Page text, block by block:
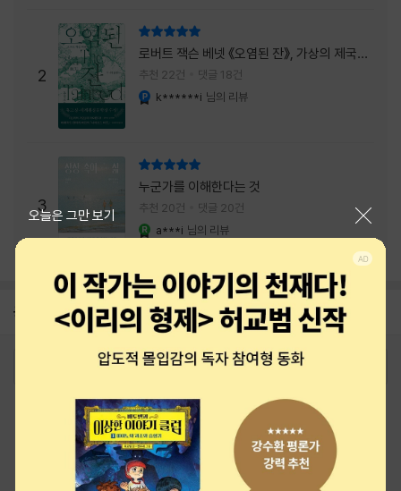
2
로버트 잭슨 베넷 《오염된 잔》, 가상의 제국이
주는 실감과 미스터리 사건의 치밀함이 이루어
내는 최상의 시너지...
추천 22건 댓글 18건
k******i 님의 리뷰
3
누군가를 이해한다는 것
추천 20건 댓글 20건
a***i 님의 리뷰
공지 26년 NBCI 수상 안내
2026-08-01
오늘은 그만 보기
최근 본 상품 주문/배송
고객센터 1544-3800 티켓 1544-6399
중고샵 1566-4295
eBook 1:1문의/채팅상담
예스이십사(주) 사업자 정보
이용약관
개인정보처리방침
청소년보호정책